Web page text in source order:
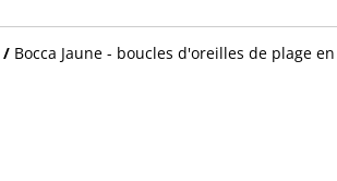
/ Bocca Jaune - boucles d'oreilles de plage